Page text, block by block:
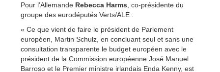
Pour l’Allemande Rebecca Harms , co-présidente du
groupe des eurodéputés Verts/ALE :
« Ce que vient de faire le président de Parlement
européen, Martin Schulz, en concluant seul et sans une
consultation transparente le budget européen avec le
président de la Commission européenne José Manuel
Barroso et le Premier ministre irlandais Enda Kenny, est